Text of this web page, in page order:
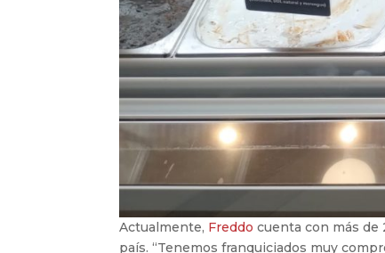
Actualmente, Freddo cuenta con más de
país. “Tenemos franquiciados muy